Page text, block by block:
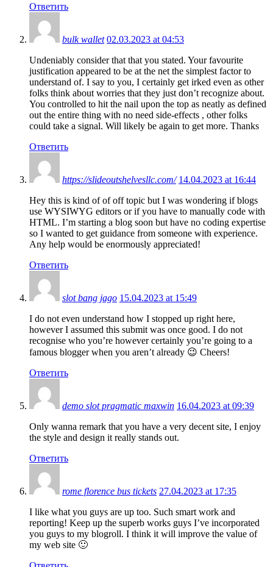
Ответить
bulk wallet 02.03.2023 at 04:53
Undeniably consider that that you stated. Your favourite
justification appeared to be at the net the simplest factor to
understand of. I say to you, I certainly get irked even as other
folks think about worries that they just don’t recognize about.
You controlled to hit the nail upon the top as neatly as defined
out the entire thing with no need side-effects , other folks
could take a signal. Will likely be again to get more. Thanks
Ответить
https://slideoutshelvesllc.com/ 14.04.2023 at 16:44
Hey this is kind of of off topic but I was wondering if blogs
use WYSIWYG editors or if you have to manually code with
HTML. I’m starting a blog soon but have no coding expertise
so I wanted to get guidance from someone with experience.
Any help would be enormously appreciated!
Ответить
slot bang jago 15.04.2023 at 15:49
I do not even understand how I stopped up right here,
however I assumed this submit was once good. I do not
recognise who you’re however certainly you’re going to a
famous blogger when you aren’t already 😉 Cheers!
Ответить
demo slot pragmatic maxwin 16.04.2023 at 09:39
Only wanna remark that you have a very decent site, I enjoy
the style and design it really stands out.
Ответить
rome florence bus tickets 27.04.2023 at 17:35
I like what you guys are up too. Such smart work and
reporting! Keep up the superb works guys I’ve incorporated
you guys to my blogroll. I think it will improve the value of
my web site 🙂